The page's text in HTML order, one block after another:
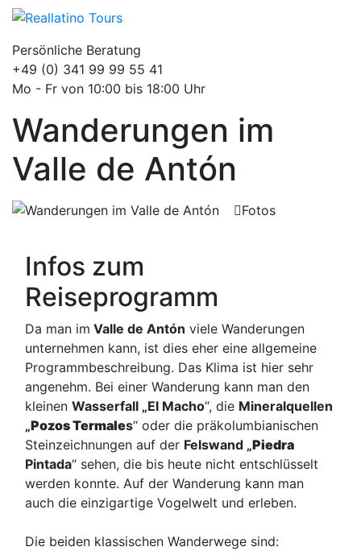
Persönliche Beratung
+49 (0) 341 99 99 55 41
Mo - Fr von 10:00 bis 18:00 Uhr
Wanderungen im
Valle de Antón
Fotos
Infos zum
Reiseprogramm
Da man im Valle de Antón viele Wanderungen
unternehmen kann, ist dies eher eine allgemeine
Programmbeschreibung. Das Klima ist hier sehr
angenehm. Bei einer Wanderung kann man den
kleinen Wasserfall „El Macho“, die Mineralquellen
„Pozos Termales“ oder die präkolumbianischen
Steinzeichnungen auf der Felswand „Piedra
Pintada“ sehen, die bis heute nicht entschlüsselt
werden konnte. Auf der Wanderung kann man
auch die einzigartige Vogelwelt und erleben.
Die beiden klassischen Wanderwege sind: